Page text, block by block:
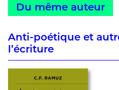
Du même auteur
Anti-poétique et
l’écriture